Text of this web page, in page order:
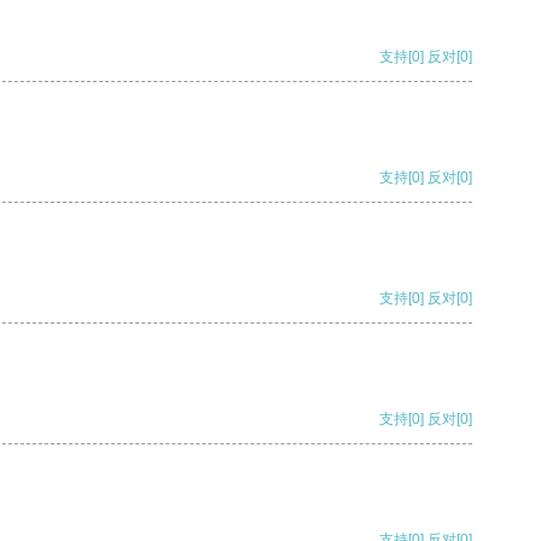
支持[0] 反对[0]
支持[0] 反对[0]
支持[0] 反对[0]
支持[0] 反对[0]